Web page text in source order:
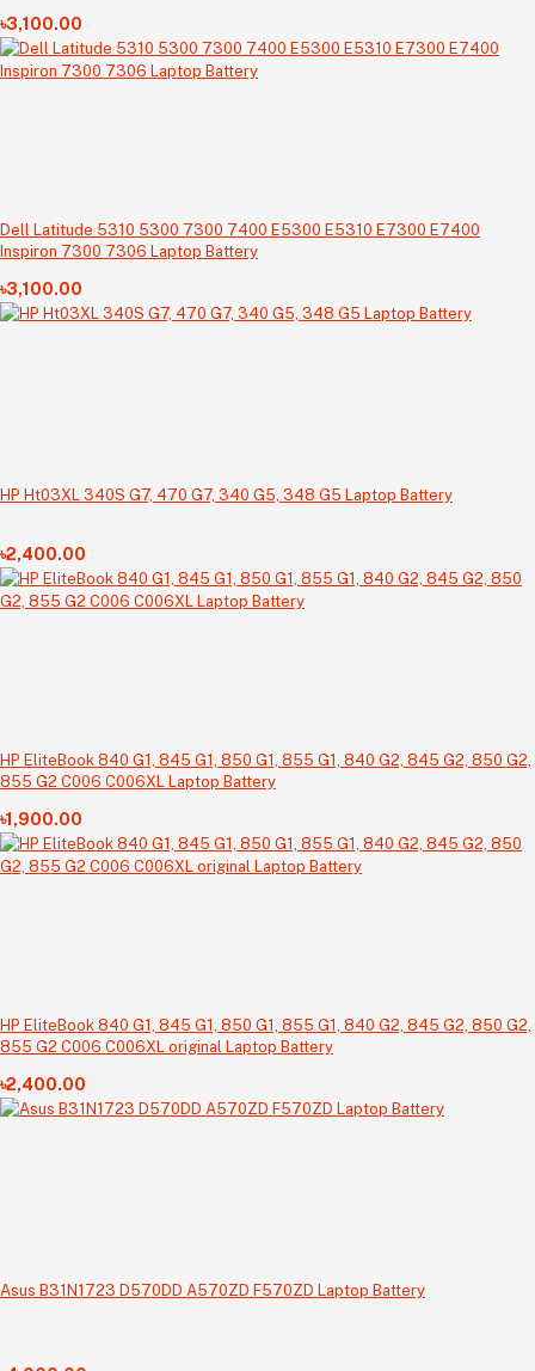
৳3,100.00
Dell Latitude 5310 5300 7300 7400 E5300 E5310 E7300 E7400
Inspiron 7300 7306 Laptop Battery
৳3,100.00
HP Ht03XL 340S G7, 470 G7, 340 G5, 348 G5 Laptop Battery
৳2,400.00
HP EliteBook 840 G1, 845 G1, 850 G1, 855 G1, 840 G2, 845 G2, 850 G2,
855 G2 C006 C006XL Laptop Battery
৳1,900.00
HP EliteBook 840 G1, 845 G1, 850 G1, 855 G1, 840 G2, 845 G2, 850 G2,
855 G2 C006 C006XL original Laptop Battery
৳2,400.00
Asus B31N1723 D570DD A570ZD F570ZD Laptop Battery